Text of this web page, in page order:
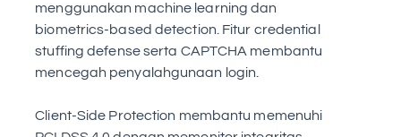
menggunakan machine learning dan
biometrics-based detection. Fitur credential
stuffing defense serta CAPTCHA membantu
mencegah penyalahgunaan login.
Client-Side Protection membantu memenuhi